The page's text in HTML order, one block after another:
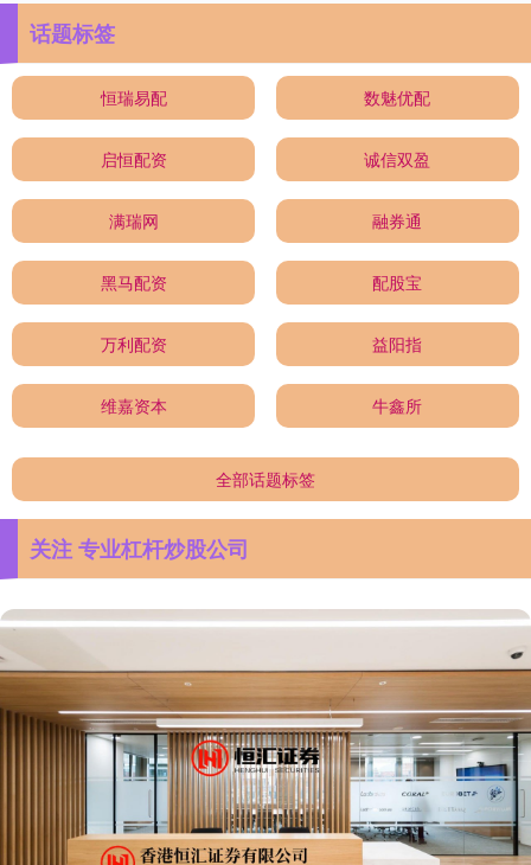
话题标签
恒瑞易配 数魅优配
启恒配资 诚信双盈
满瑞网 融券通
黑马配资 配股宝
万利配资 益阳指
维嘉资本 牛鑫所
全部话题标签
关注 专业杠杆炒股公司